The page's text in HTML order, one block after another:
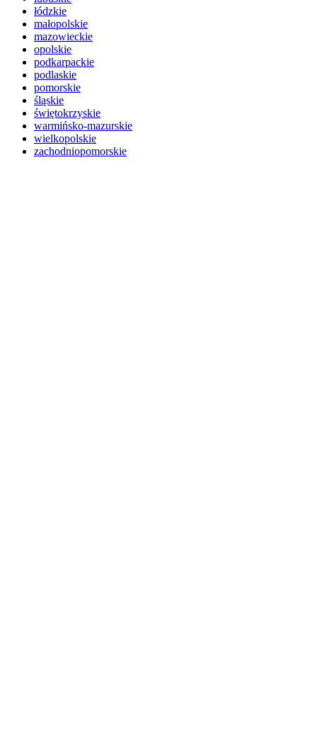
łódzkie
małopolskie
mazowieckie
opolskie
podkarpackie
podlaskie
pomorskie
śląskie
świętokrzyskie
warmińsko-mazurskie
wielkopolskie
zachodniopomorskie